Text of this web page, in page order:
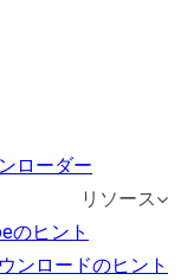
ローダー
リソース
のヒント
ンロードのヒント